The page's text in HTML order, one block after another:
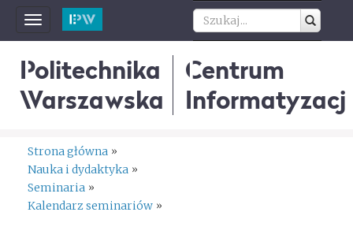
Toggle
navigation
Politechnika
Warszawska
Centrum
Informatyzacji
Strona główna »
Nauka i dydaktyka »
Seminaria »
Kalendarz seminariów »